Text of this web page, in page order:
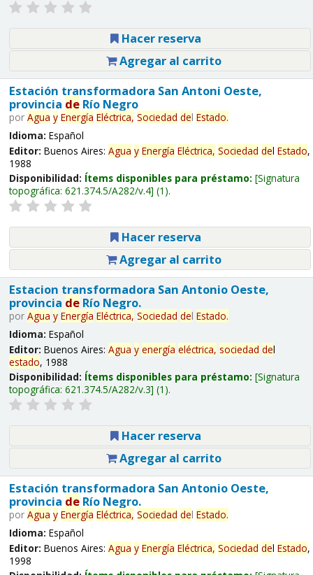
Hacer reserva
Agregar al carrito
Estación transformadora San Antoni Oeste,
provincia deRío Negro
por Agua y Energía Eléctrica, Sociedad del Estado.
Idioma: Español
Editor: Buenos Aires: Agua y Energía Eléctrica, Sociedad del Estado,
1988
Disponibilidad: Ítems disponibles para préstamo: Signatura
topográfica: 621.374.5/A282/v.4 (1).
Hacer reserva
Agregar al carrito
Estacion transformadora San Antonio Oeste,
provincia deRío Negro.
por Agua y Energía Eléctrica, Sociedad del Estado.
Idioma: Español
Editor: Buenos Aires: Agua y energía eléctrica, sociedad del
estado, 1988
Disponibilidad: Ítems disponibles para préstamo: Signatura
topográfica: 621.374.5/A282/v.3 (1).
Hacer reserva
Agregar al carrito
Estación transformadora San Antonio Oeste,
provincia deRío Negro.
por Agua y Energía Eléctrica, Sociedad del Estado.
Idioma: Español
Editor: Buenos Aires: Agua y Energía Eléctrica, Sociedad del Estado,
1998